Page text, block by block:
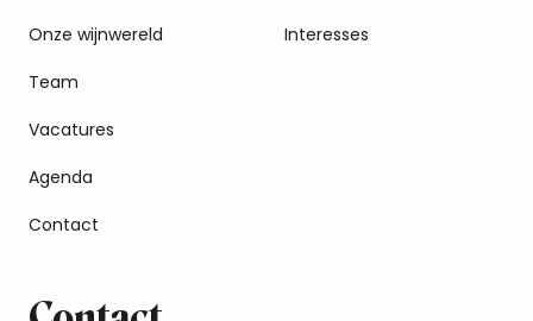
Onze wijnwereld
Team
Vacatures
Agenda
Contact
Interesses